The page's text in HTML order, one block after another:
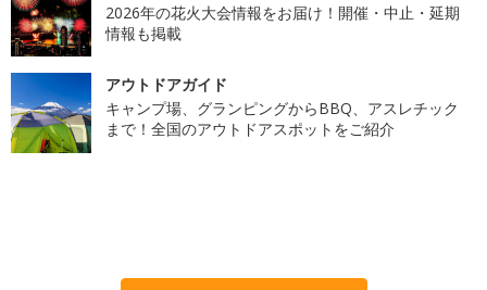
2026年の花火大会情報をお届け！開催・中止・延期
情報も掲載
アウトドアガイド
キャンプ場、グランピングからBBQ、アスレチック
まで！全国のアウトドアスポットをご紹介